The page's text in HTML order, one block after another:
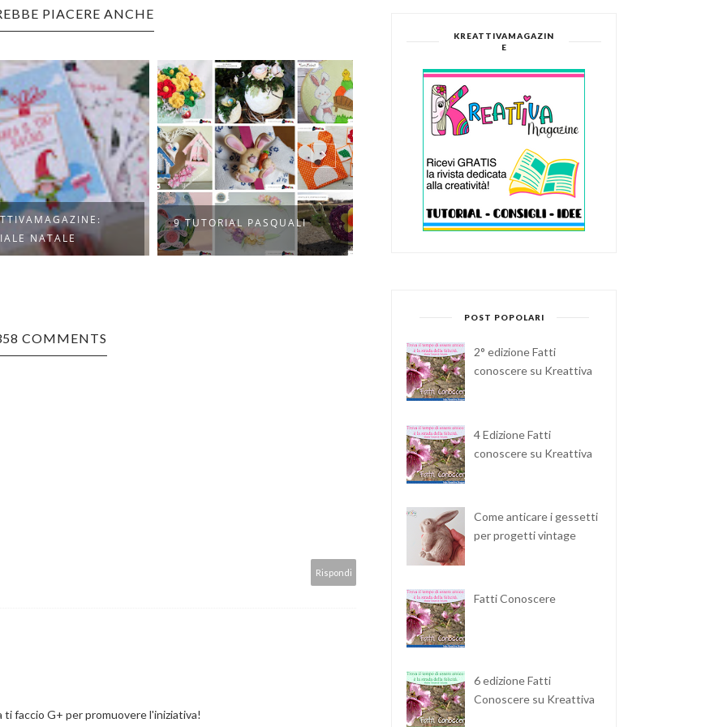
PIACERE ANCHE
NATALE
9 TUTORIAL PASQUALI
SEGNAPOSTO ALBERO DI
ANTIPASTO CREATIVO
COMMENTS
Rispondi
ti faccio G+ per promuovere l'iniziativa!
KREATTIVAMAGAZIN
E
POST POPOLARI
2° edizione Fatti
conoscere su Kreattiva
4 Edizione Fatti
conoscere su Kreattiva
Come anticare i gessetti
per progetti vintage
Fatti Conoscere
6 edizione Fatti
Conoscere su Kreattiva